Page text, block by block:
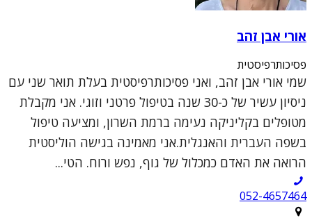
אורי אבן זהב
פסיכותרפיסטית
שמי אורי אבן זהב, ואני פסיכותרפיסטית בעלת תואר שני עם
ניסיון עשיר של כ-30 שנה בטיפול פרטני וזוגי. אני מקבלת
מטופלים בקליניקה נעימה ברמת השרון, ומציעה טיפול
בשפה העברית והאנגלית.אני מאמינה בגישה הוליסטית
הרואה את האדם כמכלול של גוף, נפש ורוח. הטי...
052-4657464